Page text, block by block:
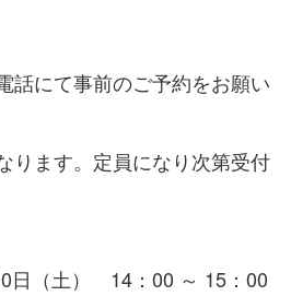
話にて事前のご予約をお願い
ります。定員になり次第受付
（土） 14：00 ～ 15：00